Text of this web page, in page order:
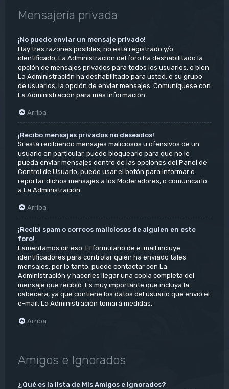
Mensajería privada
¡No puedo enviar un mensaje privado!
Hay tres razones posibles; no está registrado y/o
identificado, La Administración del foro ha deshabilitado la
opción de mensajes privados para todos los usuarios, o bien
La Administración ha deshabilitado para usted, o su grupo
de usuarios, la opción de enviar mensajes. Comuníquese con
La Administración para más información.
Arriba
¡Recibo mensajes privados no deseados!
Si está recibiendo mensajes maliciosos u ofensivos de un
usuario en particular, puede bloquearlo para que no le
pueda enviar mensajes dentro de las opciones del Panel de
Control de Usuario, puede usar el botón para informar o
reportar dichos mensajes a los Moderadores, o comunicarlo
a La Administración.
Arriba
¡Recibí spam o correos maliciosos de alguien en este
foro!
Lamentamos oír eso. El formulario de e-mail incluye
identificadores para controlar quién ha enviado tales
mensajes, por lo tanto, puede contactar con La
Administración y hacerles llegar una copia completa del
mensaje que recibió. Es muy importante que incluya la
cabecera, ya que contiene los datos del usuario que envió el
e-mail. La Administración tomará medidas.
Arriba
Amigos e Ignorados
¿Qué es la lista de Mis Amigos e Ignorados?